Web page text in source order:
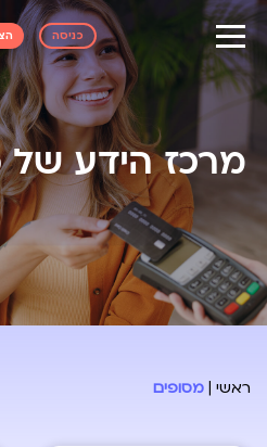
כניסה
מרכז הידע של Hyp
ראשי | מסופים